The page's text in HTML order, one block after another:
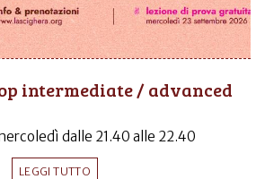
intermediate / advanced
dalle 21.40 alle 22.40
LEGGI TUTTO